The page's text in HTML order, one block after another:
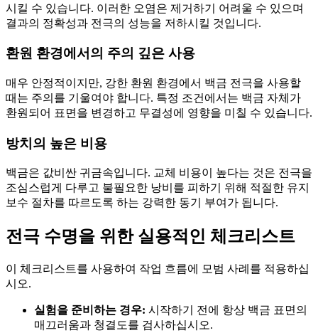
시킬 수 있습니다. 이러한 오염은 제거하기 어려울 수 있으며
결과의 정확성과 전극의 성능을 저하시킬 것입니다.
환원 환경에서의 주의 깊은 사용
매우 안정적이지만, 강한 환원 환경에서 백금 전극을 사용할
때는 주의를 기울여야 합니다. 특정 조건에서는 백금 자체가
환원되어 표면을 변경하고 무결성에 영향을 미칠 수 있습니다.
방치의 높은 비용
백금은 값비싼 귀금속입니다. 교체 비용이 높다는 것은 전극을
조심스럽게 다루고 불필요한 낭비를 피하기 위해 적절한 유지
보수 절차를 따르도록 하는 강력한 동기 부여가 됩니다.
전극 수명을 위한 실용적인 체크리스트
이 체크리스트를 사용하여 작업 흐름에 모범 사례를 적용하십
시오.
실험을 준비하는 경우: 시작하기 전에 항상 백금 표면의
매끄러움과 청결도를 검사하십시오.